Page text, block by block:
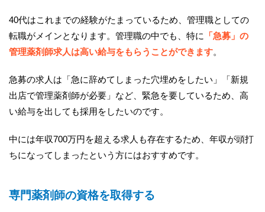
40代はこれまでの経験がたまっているため、管理職としての
転職がメインとなります。管理職の中でも、特に
「急募」の
管理薬剤師求人は高い給与をもらうことができます。
急募の求人は「急に辞めてしまった穴埋めをしたい」「新規
出店で管理薬剤師が必要」など、緊急を要しているため、高
い給与を出しても採用をしたいのです。
中には年収700万円を超える求人も存在するため、年収が頭打
ちになってしまったという方にはおすすめです。
専門薬剤師の資格を取得する